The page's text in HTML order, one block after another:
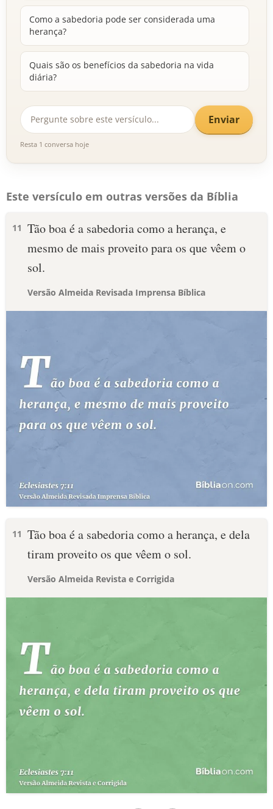
Como a sabedoria pode ser considerada uma
herança?
Quais são os benefícios da sabedoria na vida
diária?
Enviar
Resta 1 conversa hoje
Este versículo em outras versões da Bíblia
11 Tão boa é a sabedoria como a herança, e
mesmo de mais proveito para os que vêem o
sol.
Versão Almeida Revisada Imprensa Bíblica
11 Tão boa é a sabedoria como a herança, e dela
tiram proveito os que vêem o sol.
Versão Almeida Revista e Corrigida